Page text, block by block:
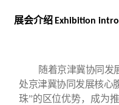
展会介绍 Exhibition
随着京津冀协同发
处京津冀协同发展核心
珠”的区位优势，成为